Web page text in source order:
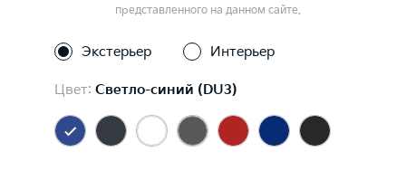
представленного на данном сайте.
Экстерьер Интерьер
Цвет: Светло-синий (DU3)